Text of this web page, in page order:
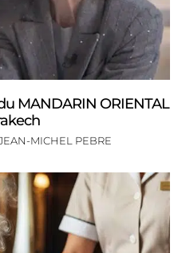
MANDARIN ORIENTAL
MICHEL PEBRE